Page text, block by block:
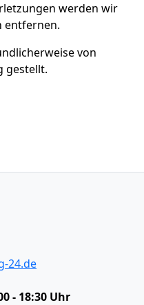
werden wir
entfernen.
von
gestellt.
24.de
- 18:30 Uhr